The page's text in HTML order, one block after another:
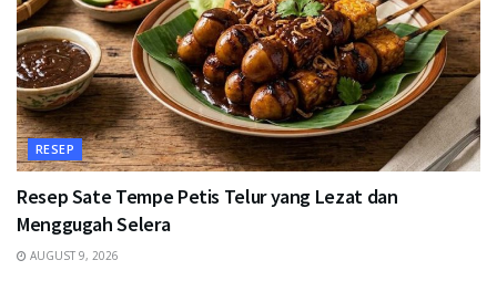
RESEP
Resep Sate Tempe Petis Telur yang Lezat dan
Menggugah Selera
AUGUST 9, 2026